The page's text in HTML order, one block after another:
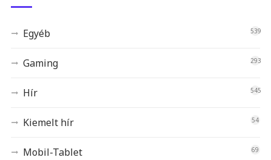
Egyéb 539
Gaming 293
Hír 545
Kiemelt hír 54
Mobil-Tablet 69